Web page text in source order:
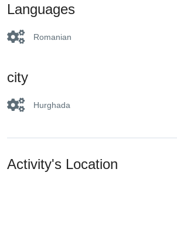
Languages
Romanian
city
Hurghada
Activity's Location